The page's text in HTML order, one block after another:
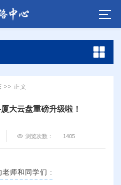
>> 正文
大云盘重磅升级啦！
浏览次数： 1405
老师和同学们 :